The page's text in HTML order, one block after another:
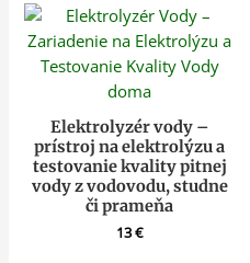
Elektrolyzér vody –
prístroj na elektrolýzu a
testovanie kvality pitnej
vody z vodovodu, studne
či prameňa
13€